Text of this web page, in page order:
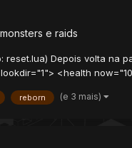
e raids
Depois volta na
<health
reborn (e 3 mais)